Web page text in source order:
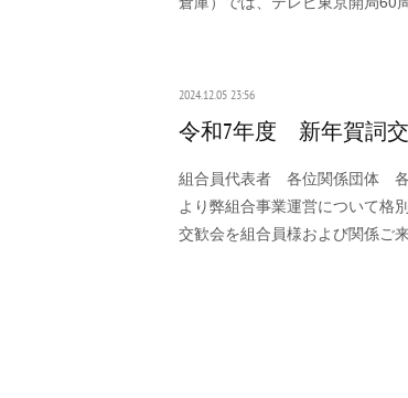
2024.12.05 23:56
令和7年度 新年賀詞
組合員代表者 各位関係団体
より弊組合事業運営について格
交歓会を組合員様および関係ご